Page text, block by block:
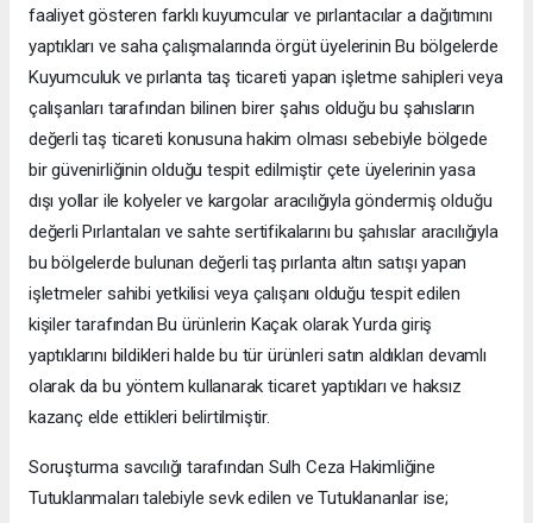
faaliyet gösteren farklı kuyumcular ve pırlantacılar a dağıtımını
yaptıkları ve saha çalışmalarında örgüt üyelerinin Bu bölgelerde
Kuyumculuk ve pırlanta taş ticareti yapan işletme sahipleri veya
çalışanları tarafından bilinen birer şahıs olduğu bu şahısların
değerli taş ticareti konusuna hakim olması sebebiyle bölgede
bir güvenirliğinin olduğu tespit edilmiştir çete üyelerinin yasa
dışı yollar ile kolyeler ve kargolar aracılığıyla göndermiş olduğu
değerli Pırlantaları ve sahte sertifikalarını bu şahıslar aracılığıyla
bu bölgelerde bulunan değerli taş pırlanta altın satışı yapan
işletmeler sahibi yetkilisi veya çalışanı olduğu tespit edilen
kişiler tarafından Bu ürünlerin Kaçak olarak Yurda giriş
yaptıklarını bildikleri halde bu tür ürünleri satın aldıkları devamlı
olarak da bu yöntem kullanarak ticaret yaptıkları ve haksız
kazanç elde ettikleri belirtilmiştir.
Soruşturma savcılığı tarafından Sulh Ceza Hakimliğine
Tutuklanmaları talebiyle sevk edilen ve Tutuklananlar ise;